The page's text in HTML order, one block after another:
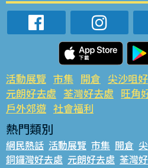
活動展覽 市集 開倉 尖沙咀
元朗好去處 荃灣好去處 旺角
戶外郊遊 社會福利
熱門類別
網民熱話 活動展覽 市集 開倉
銅鑼灣好去處 元朗好去處 荃灣